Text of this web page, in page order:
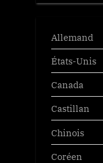
Allemand
États-Unis
Canada
Castillan
Chinois
Coréen